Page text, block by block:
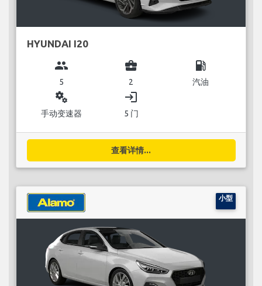
HYUNDAI I20
group
5
business_center
2
local_gas_station
汽油
miscellaneous_services
手动变速器
login
5 门
查看详情...
小型